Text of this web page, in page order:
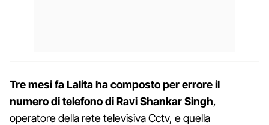
Tre mesi fa Lalita ha composto per errore il
numero di telefono di Ravi Shankar Singh,
operatore della rete televisiva Cctv, e quella